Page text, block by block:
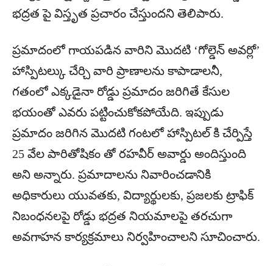
భద్రత పై విస్తృత ప్రచారం చేస్తుందని తెలిపారు.
ప్రమాదంలో గాయపడిన వారిని మొదటి ‘గోల్డెన్ అవర్లో’
హాస్పిటల్కు చేర్చి వారి ప్రాణాలను కాపాడాలనీ,
గతంలో ఎక్కడైనా రోడ్డు ప్రమాదం జరిగితే కేసుల
భయంతో ఎవరు పట్టించుకోకపోయేది. ఇప్పుడు
ప్రమాదం జరిగిన మొదటి గంటలో హాస్పిటల్ కి చేర్పిస్తే
25 వేల పారితోషికం తో రహవీర్ అవార్డు అందిస్తుంది
అని అన్నారు. ప్రమాదాలను నివారించడానికి
అధికారులు యువతకు, విద్యార్థులకు, ప్రజలకు ట్రాఫిక్
నిబంధనలపై రోడ్డు భద్రత నియమాలపై తరచుగా
అవగాహన కార్యక్రమాలు నిర్వహించాలని సూచించారు.